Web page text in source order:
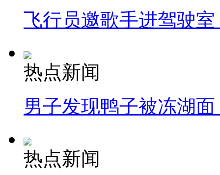
飞行员邀歌手进驾驶
热点新闻
男子发现鸭子被冻湖
热点新闻